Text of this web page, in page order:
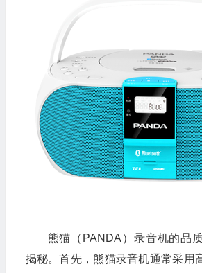
熊猫（PANDA）录音机的品
揭秘。首先，熊猫录音机通常采用